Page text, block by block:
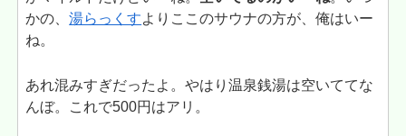
かの、湯らっくすよりここのサウナの方が、俺はいー
ね。
あれ混みすぎだったよ。やはり温泉銭湯は空いててな
んぼ。これで500円はアリ。